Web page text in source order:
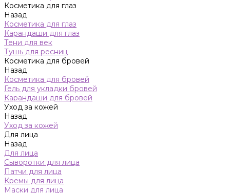
Косметика для глаз
Назад
Косметика для глаз
Карандаши для глаз
Тени для век
Тушь для ресниц
Косметика для бровей
Назад
Косметика для бровей
Гель для укладки бровей
Карандаши для бровей
Уход за кожей
Назад
Уход за кожей
Для лица
Назад
Для лица
Сыворотки для лица
Патчи для лица
Кремы для лица
Маски для лица